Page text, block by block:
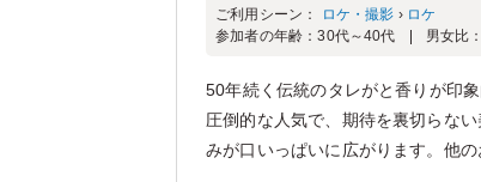
ご利用シーン： ロケ・撮影 › ロケ
参加者の年齢：30代～40代 男女比：
50年続く伝統のタレがと香りが印
圧倒的な人気で、期待を裏切らな
みが口いっぱいに広がります。他